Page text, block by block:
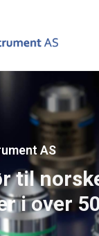
AS
til
i over